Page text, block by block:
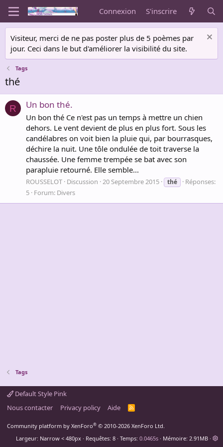
Connexion S'inscrire
Visiteur, merci de ne pas poster plus de 5 poèmes par
jour. Ceci dans le but d'améliorer la visibilité du site.
Tags
thé
R Un bon thé.
Un bon thé Ce n'est pas un temps à mettre un chien
dehors. Le vent devient de plus en plus fort. Sous les
candélabres on voit bien la pluie qui, par bourrasques,
déchire la nuit. Une tôle ondulée de toit traverse la
chaussée. Une femme trempée se bat avec son
parapluie retourné. Elle semble...
ROUSSELOT Discussion 20 Septembre 2015 thé
Réponses:
5 Forum: Divers
Tags
Default Style Pink
Nous contacter
Privacy policy Aide
R
Community platform by XenForo® © 2010-2026 XenForo Ltd.
Largeur
Requêtes 8 Temps 0.0465s Mémoire 2.91MB